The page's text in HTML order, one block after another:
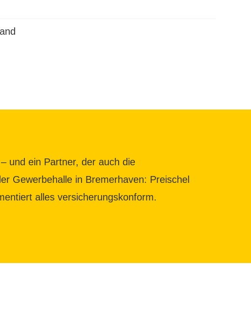
und ein Partner, der auch die
Gewerbehalle in Bremerhaven: Preischel
alles versicherungskonform.